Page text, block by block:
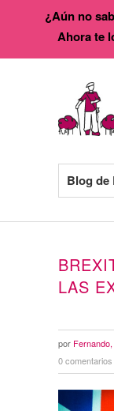
Blog de
LAS
por
0 comentarios
¿Aún no
Ahora te